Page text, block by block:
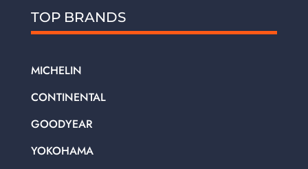
TOP BRANDS
MICHELIN
CONTINENTAL
GOODYEAR
YOKOHAMA